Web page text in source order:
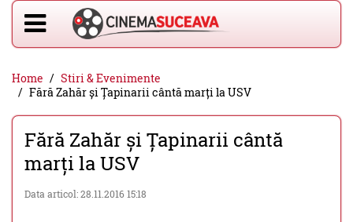
Home
Stiri & Evenimente
Fără Zahăr și Țapinarii cântă marți la USV
Fără Zahăr și Țapinarii cântă
marți la USV
Data articol: 28.11.2016 15:18